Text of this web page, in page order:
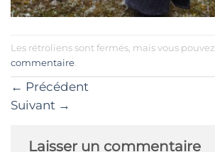
Les rétroliens sont fermés, mais vous pouvez
commentaire
← Précédent
Suivant →
Laisser un commentaire